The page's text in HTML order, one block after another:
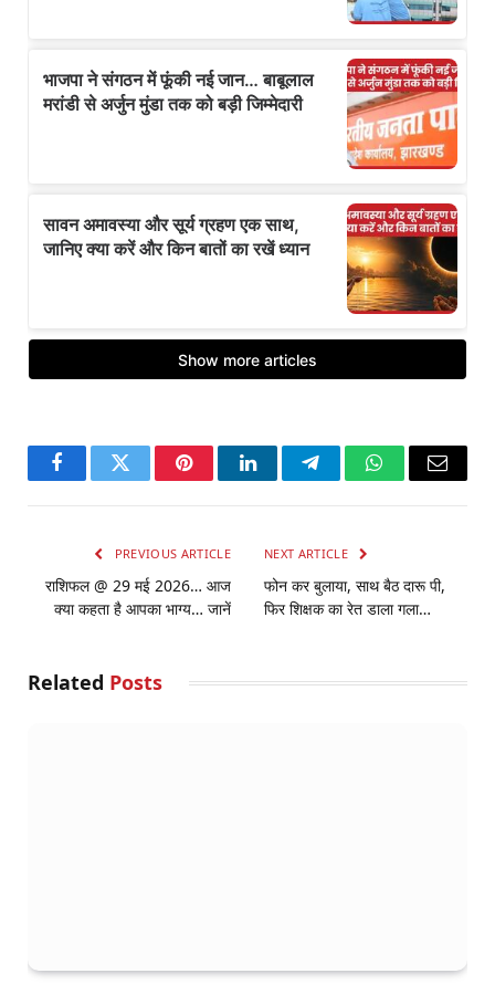
FacebookTwitter PinterestLinkedInTelegramWhatsApp
Email
PREVIOUS ARTICLE
राशिफल @ 29 मई 2026… आज
क्या कहता है आपका भाग्य… जानें
NEXT ARTICLE
फोन कर बुलाया, साथ बैठ दारू पी,
फिर शिक्षक का रेत डाला गला…
Related Posts